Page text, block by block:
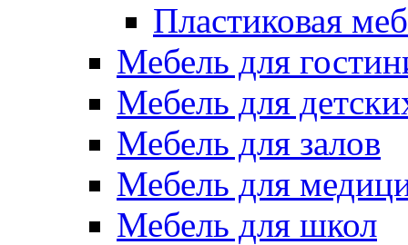
Пластиковая
Мебель для
Мебель для
Мебель для залов
Мебель для
Мебель для школ